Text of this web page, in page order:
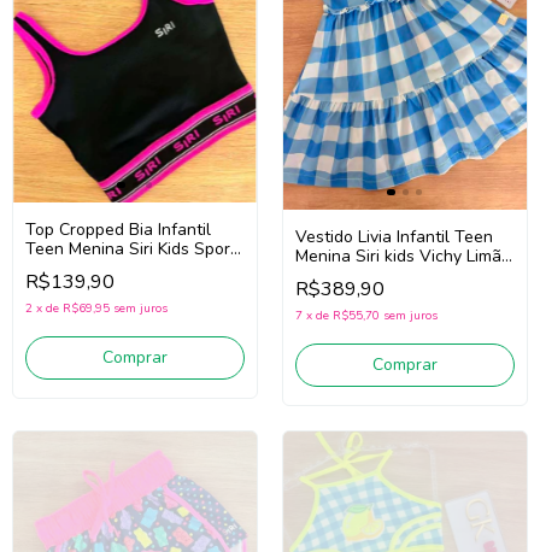
Top Cropped Bia Infantil
Teen Menina Siri Kids Sport
Diversão 44750 (Preto)
R$139,90
2 x de R$69,95 sem juros
Comprar
Vestido Livia Infantil Teen
Menina Siri kids Vichy Limão
43284 (Azul/Off White)
R$389,90
7 x de R$55,70 sem juros
Comprar